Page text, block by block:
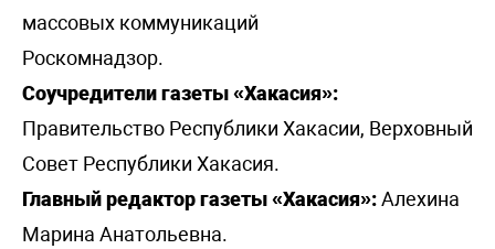
массовых коммуникаций
Роскомнадзор.
Соучредители газеты «Хакасия»:
Правительство Республики Хакасии, Верховный
Совет Республики Хакасия.
Главный редактор газеты «Хакасия»:Алехина
Марина Анатольевна.